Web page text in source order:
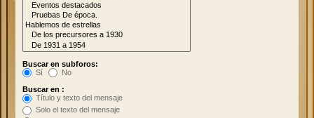
Buscar en subforos:
Sí
No
Buscar en :
Título y texto del mensaje
Solo el texto del mensaje